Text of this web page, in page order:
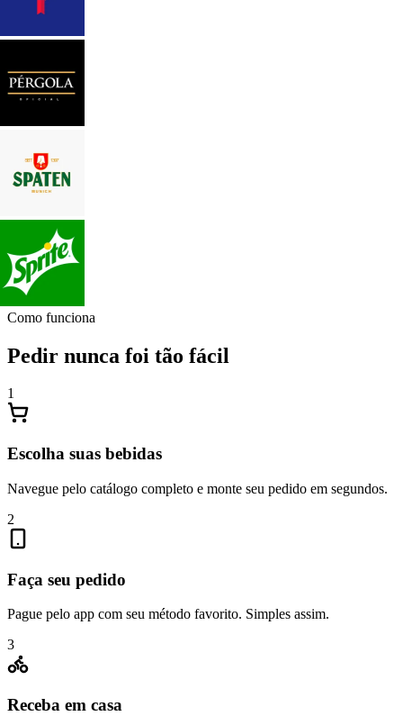
Como funciona
Pedir nunca foi tão fácil
1
Escolha suas bebidas
Navegue pelo catálogo completo e monte seu pedido em segundos.
2
Faça seu pedido
Pague pelo app com seu método favorito. Simples assim.
3
Receba em casa